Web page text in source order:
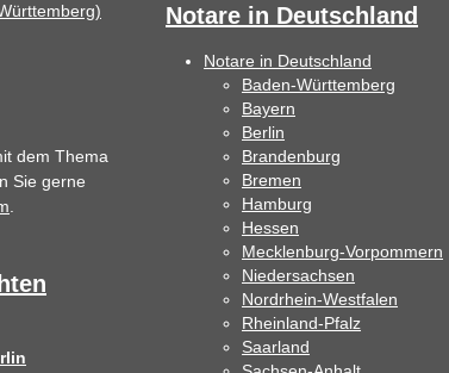
dem Thema
Sie gerne
Notare in Deutschland
Notare in Deutschland
Baden-Württemberg
Bayern
Berlin
Brandenburg
Bremen
Hamburg
Hessen
Mecklenburg-Vorpommern
Niedersachsen
Nordrhein-Westfalen
Rheinland-Pfalz
Saarland